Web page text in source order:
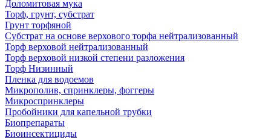
Доломитовая мука
Торф, грунт, субстрат
Грунт торфяной
Субстрат на основе верхового торфа нейтрализованный
Торф верховой нейтрализованный
Торф верховой низкой степени разложения
Торф Низинный
Пленка для водоемов
Микрополив, спринклеры, фоггеры
Микроспринклеры
Пробойники для капельной трубки
Биопрепараты
Биоинсектициды